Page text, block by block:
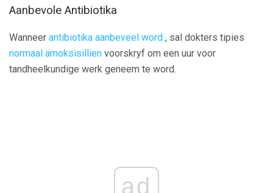
Aanbevole Antibiotika
Wanneer antibiotika aanbeveel word , sal dokters tipies
normaal amoksisillien voorskryf om een ​​uur voor
tandheelkundige werk geneem te word.
ad